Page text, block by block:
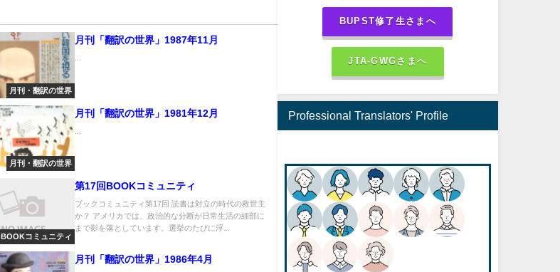
月刊・翻訳の世界
月刊「翻訳の世界」1987年11月
月刊・翻訳の世界
月刊「翻訳の世界」1981年12月
BOOKコミュニティ
第17回BOOKコミュニティ
ブックコミュニティ第17回 読書は対立の時代の救世主
か？ アメリカでは、政治的な分断が日常生活の細部に
まで影を落としています。選挙のたびに浮...
月刊「翻訳の世界」1986年4月
BUPST修了生さまへ
JTA-GWGさまへ
Professional Translators' Profile